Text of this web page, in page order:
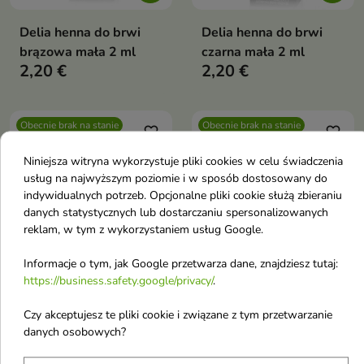
Delia henna do brwi
brązowa mała 2 ml
2,20 €
Delia henna do brwi
czarna mała 2 ml
2,20 €
Obecnie brak na stanie favorite_border
Henna do brwi i rzęs
Dark Brown 15 ml
Obecnie brak na stanie favorite_border
Henna do brwi i rzęs
Niniejsza witryna wykorzystuje pliki cookies w celu świadczenia
usług na najwyższym poziomie i w sposób dostosowany do
indywidualnych potrzeb. Opcjonalne pliki cookie służą zbieraniu
danych statystycznych lub dostarczaniu spersonalizowanych
reklam, w tym z wykorzystaniem usług Google.
Informacje o tym, jak Google przetwarza dane, znajdziesz tutaj:
https://business.safety.google/privacy/.
Czy akceptujesz te pliki cookie i związane z tym przetwarzanie
danych osobowych?